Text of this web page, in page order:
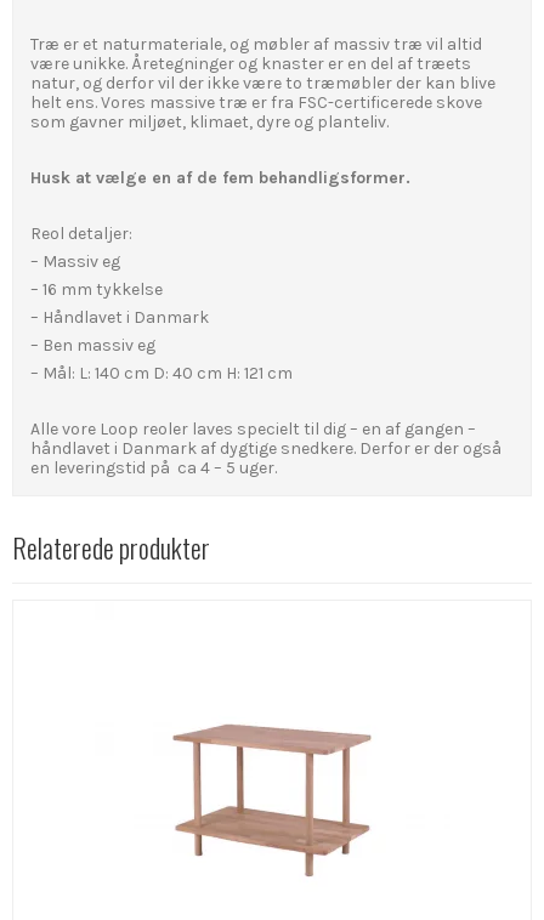
Træ er et naturmateriale, og møbler af massiv træ vil altid
være unikke. Åretegninger og knaster er en del af træets
natur, og derfor vil der ikke være to træmøbler der kan blive
helt ens. Vores massive træ er fra FSC-certificerede skove
som gavner miljøet, klimaet, dyre og planteliv.
Husk at vælge en af de fem behandligsformer.
Reol detaljer:
– Massiv eg
– 16 mm tykkelse
– Håndlavet i Danmark
– Ben massiv eg
– Mål: L: 140 cm D: 40 cm H: 121 cm
Alle vore Loop reoler laves specielt til dig – en af gangen –
håndlavet i Danmark af dygtige snedkere. Derfor er der også
en leveringstid på ca 4 – 5 uger.
Relaterede produkter